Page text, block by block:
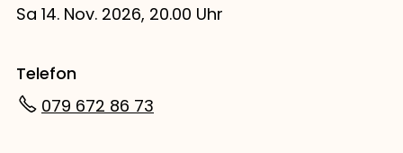
Sa 14. Nov. 2026, 20.00 Uhr
Telefon
079 672 86 73